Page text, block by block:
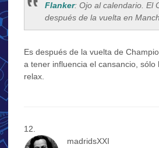
Flanker: Ojo al calendario. El
después de la vuelta en
Es después de la vuelta de
a tener influencia el cansancio, sólo
relax.
madridsXXI